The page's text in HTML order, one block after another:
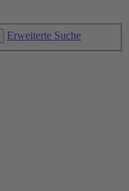
Erweiterte Suche